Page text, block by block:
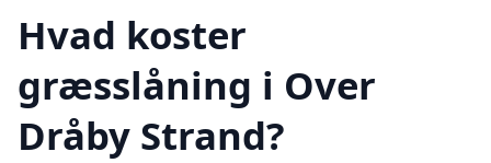
Hvad koster
græsslåning i Over
Dråby Strand?